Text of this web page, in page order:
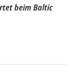
beim Baltic